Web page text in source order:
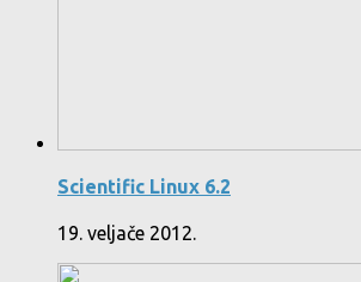
Scientific Linux 6.2
19. veljače 2012.